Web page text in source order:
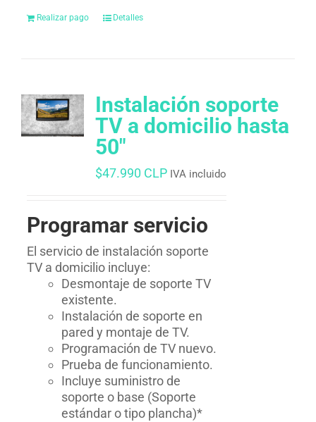
Realizar pago Detalles
Instalación soporte
TV a domicilio hasta
50″
$47.990 CLP IVA incluido
Programar servicio
El servicio de instalación soporte
TV a domicilio incluye:
Desmontaje de soporte TV
existente.
Instalación de soporte en
pared y montaje de TV.
Programación de TV nuevo.
Prueba de funcionamiento.
Incluye suministro de
soporte o base (Soporte
estándar o tipo plancha)*